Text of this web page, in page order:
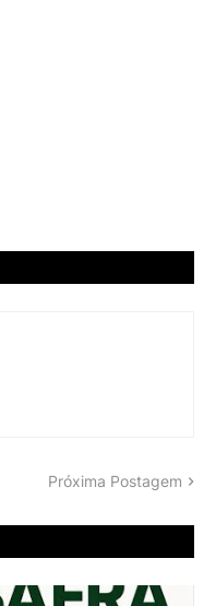
Próxima Postagem